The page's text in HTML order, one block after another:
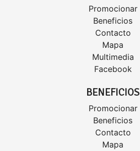
Promocionar
Beneficios
Contacto
Mapa
Multimedia
Facebook
BENEFICIOS
Promocionar
Beneficios
Contacto
Mapa